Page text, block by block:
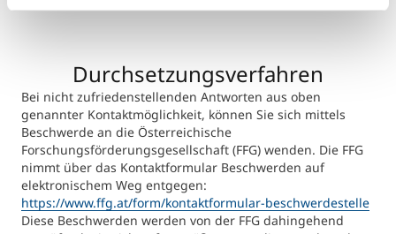
Durchsetzungsverfahren
Bei nicht zufriedenstellenden Antworten aus oben
genannter Kontaktmöglichkeit, können Sie sich mittels
Beschwerde an die Österreichische
Forschungsförderungsgesellschaft (FFG) wenden. Die FFG
nimmt über das Kontaktformular Beschwerden auf
elektronischem Weg entgegen:
https://www.ffg.at/form/kontaktformular-beschwerdestelle
Diese Beschwerden werden von der FFG dahingehend